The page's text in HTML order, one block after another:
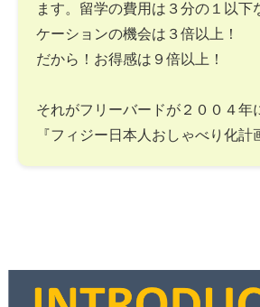
ます。留学の費用は３分の１以下
ケーションの機会は３倍以上！
だから！お得感は９倍以上！
それがフリーバードが２００４年
『フィジー日本人おしゃべり化計